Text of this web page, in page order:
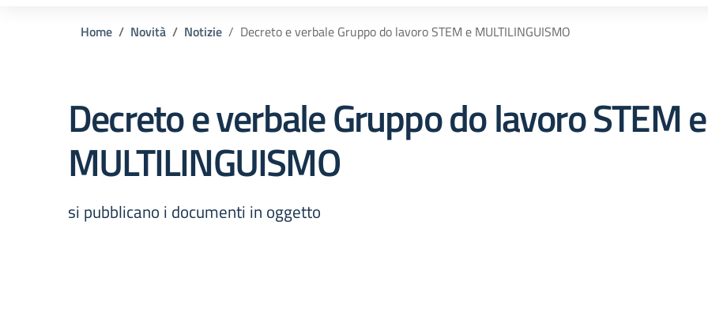
Home Novità Notizie Decreto e verbale Gruppo do lavoro STEM e MULTILINGUISMO
Decreto e verbale Gruppo do lavoro STEM e
MULTILINGUISMO
si pubblicano i documenti in oggetto